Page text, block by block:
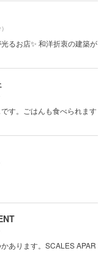
るお店✨ 和洋折衷の建築が
す。ごはんも食べられます
あります。SCALES APAR